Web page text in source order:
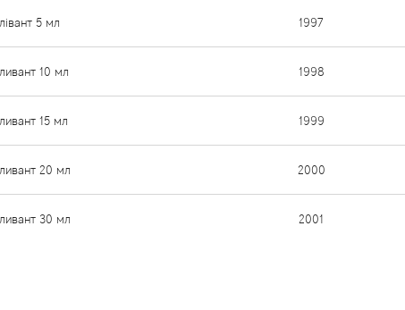
5 мл 1997
10 мл 1998
15 мл 1999
20 мл 2000
30 мл 2001